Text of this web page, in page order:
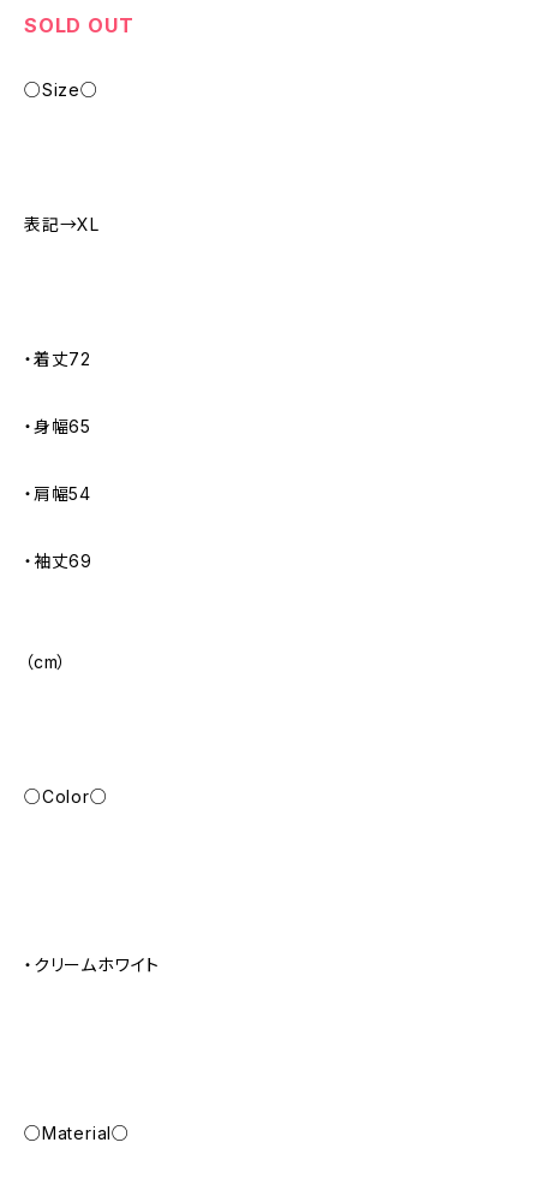
SOLD OUT
○Size○
表記→XL
・着丈72
・身幅65
・肩幅54
・袖丈69
（cm）
○Color○
・クリームホワイト
○Material○